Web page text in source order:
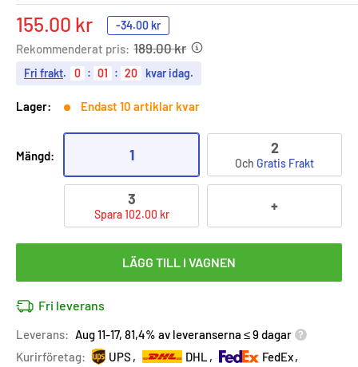
Sale
price
155.00 kr -34.00 kr
Rekommenderat pris: 189.00 kr
Fri frakt. 0 : 01 : 19 kvar idag.
Lager: Endast 10 artiklar kvar
Mängd: 1 2
Och Gratis Frakt
3
Spara 102.00 kr +
LÄGG TILL I VAGNEN
Fri leverans
Leverans: Aug 11-17, 81,4% av leveranserna ≤ 9 dagar
Kurirföretag:
UPS DHL
FedEx